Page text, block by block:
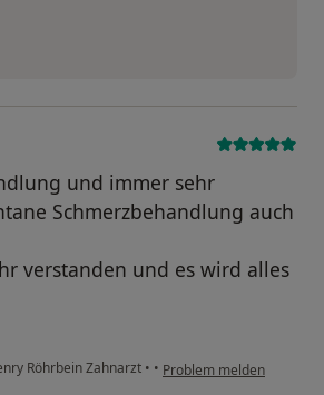
und immer sehr
Schmerzbehandlung auch
verstanden und es wird alles
Röhrbein Zahnarzt • • Problem melden